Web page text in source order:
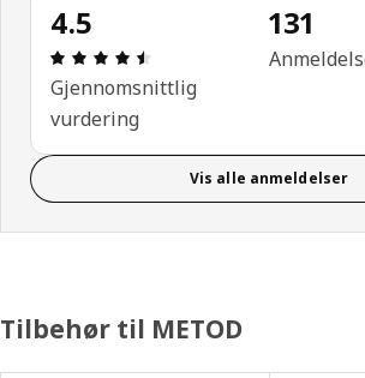
4.5
Produktomtale: 4.5 ingen
Gjennomsnittlig
vurdering
131
Vis alle anmeldelser
Tilbehør til METOD